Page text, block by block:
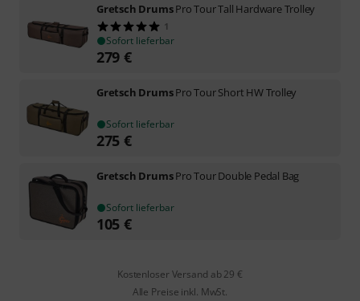
Gretsch DrumsPro Tour Tall Hardware Trolley
1
Sofort lieferbar
279 €
Gretsch DrumsPro Tour Short HW Trolley
Sofort lieferbar
275 €
Gretsch DrumsPro Tour Double Pedal Bag
Sofort lieferbar
105 €
Kostenloser Versand ab 29 €
Alle Preise inkl. MwSt.